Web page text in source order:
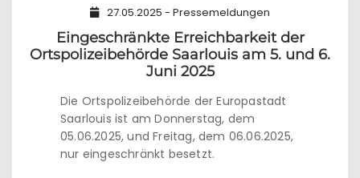
27.05.2025 - Pressemeldungen
Eingeschränkte Erreichbarkeit der
Ortspolizeibehörde Saarlouis am 5. und 6.
Juni 2025
Die Ortspolizeibehörde der Europastadt
Saarlouis ist am Donnerstag, dem
05.06.2025, und Freitag, dem 06.06.2025,
nur eingeschränkt besetzt.